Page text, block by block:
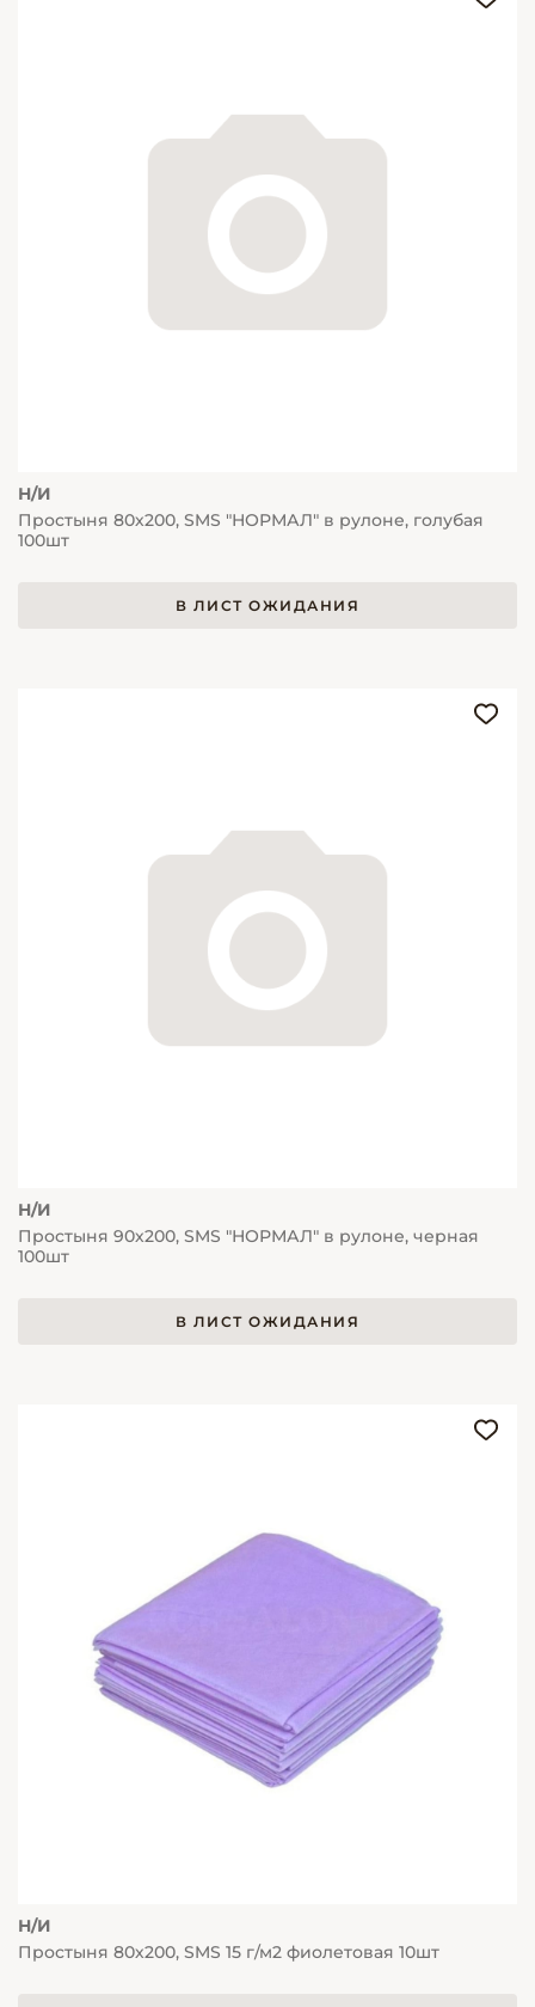
Н/И
Простыня 80х200, SMS "НОРМАЛ" в рулоне, голубая
100шт
В ЛИСТ ОЖИДАНИЯ
Н/И
Простыня 90х200, SMS "НОРМАЛ" в рулоне, черная
100шт
В ЛИСТ ОЖИДАНИЯ
Н/И
Простыня 80х200, SMS 15 г/м2 фиолетовая 10шт